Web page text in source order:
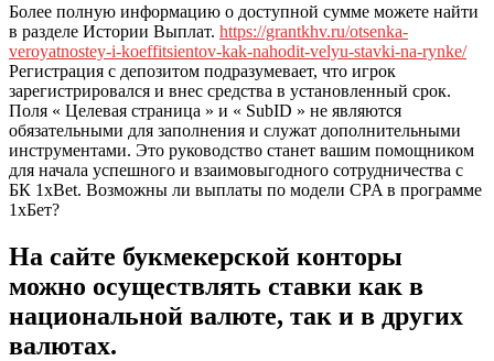
Более полную информацию о доступной сумме можете найти
в разделе Истории Выплат. https://grantkhv.ru/otsenka-
veroyatnostey-i-koeffitsientov-kak-nahodit-velyu-stavki-na-rynke/
Регистрация с депозитом подразумевает, что игрок
зарегистрировался и внес средства в установленный срок.
Поля « Целевая страница » и « SubID » не являются
обязательными для заполнения и служат дополнительными
инструментами. Это руководство станет вашим помощником
для начала успешного и взаимовыгодного сотрудничества с
БК 1xBet. Возможны ли выплаты по модели CPA в программе
1хБет?
На сайте букмекерской конторы
можно осуществлять ставки как в
национальной валюте, так и в других
валютах.